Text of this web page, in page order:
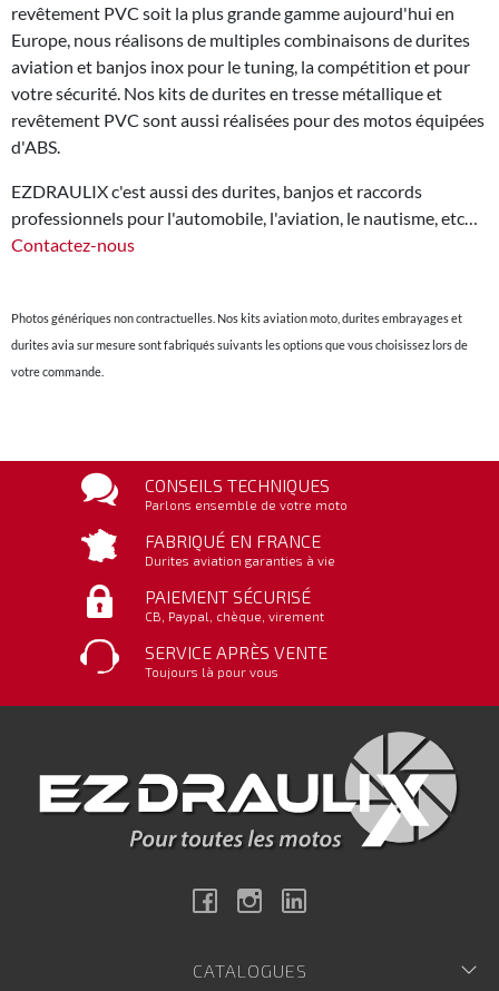
revêtement PVC soit la plus grande gamme aujourd'hui en
Europe, nous réalisons de multiples combinaisons de durites
aviation et banjos inox pour le tuning, la compétition et pour
votre sécurité. Nos kits de durites en tresse métallique et
revêtement PVC sont aussi réalisées pour des motos équipées
d'ABS.
EZDRAULIX c'est aussi des durites, banjos et raccords
professionnels pour l'automobile, l'aviation, le nautisme, etc…
Contactez-nous
Photos génériques non contractuelles. Nos kits aviation moto, durites embrayages et
durites avia sur mesure sont fabriqués suivants les options que vous choisissez lors de
votre commande.
CONSEILS TECHNIQUES
Parlons ensemble de votre moto
FABRIQUÉ EN FRANCE
Durites aviation garanties à vie
PAIEMENT SÉCURISÉ
CB, Paypal, chèque, virement
SERVICE APRÈS VENTE
Toujours là pour vous
FacebookInstagram
CATALOGUES